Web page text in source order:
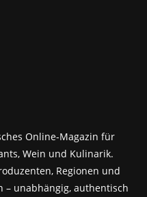
Online-Magazin für
Wein und Kulinarik.
Regionen und
– unabhängig, authentisch